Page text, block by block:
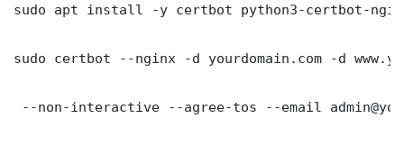
sudo apt install -y certbot python3-certbot-
sudo certbot --nginx -d yourdomain.com -d
--non-interactive --agree-tos --email